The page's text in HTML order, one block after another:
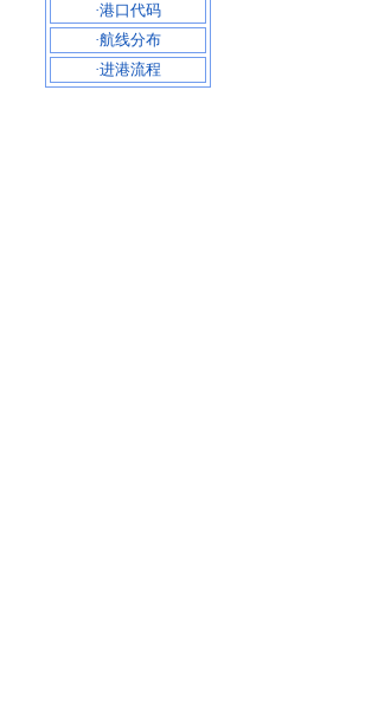
·港口代码
·航线分布
·进港流程